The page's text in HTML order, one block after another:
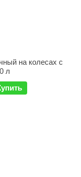
на колесах с
л